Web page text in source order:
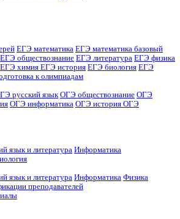
ЕГЭ математика ЕГЭ математика базовый
ЕГЭ обществознание ЕГЭ литература ЕГЭ физика
ЕГЭ химия ЕГЭ история ЕГЭ биология ЕГЭ
к олимпиадам
русский язык ОГЭ обществознание ОГЭ
ОГЭ информатика ОГЭ история ОГЭ
язык и литература Информатика
язык и литература Информатика Физика
преподавателей